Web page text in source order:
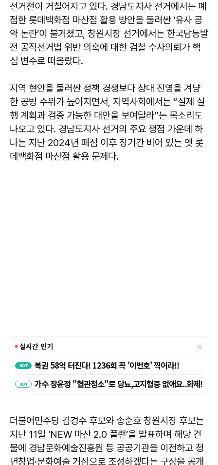
선거전이 거칠어지고 있다. 경남도지사 선거에서는 폐
점한 롯데백화점 마산점 활용 방안을 둘러싼 ‘유사 공
약 논란’이 불거졌고, 창원시장 선거에서는 한국남동발
전 공직선거법 위반 의혹에 대한 검찰 수사의뢰가 핵
심 변수로 떠올랐다.
지역 현안을 둘러싼 정책 경쟁보다 상대 진영을 겨냥
한 공방 수위가 높아지면서, 지역사회에서는 “실제 실
행 계획과 검증 가능한 대안을 보여달라”는 목소리도
나오고 있다. 경남도지사 선거의 주요 쟁점 가운데 하
나는 지난 2024년 폐점 이후 장기간 비어 있는 옛 롯
데백화점 마산점 활용 문제다.
더불어민주당 김경수 후보와 송순호 창원시장 후보는
지난 11일 ‘NEW 마산 2.0 플랜’을 발표하며 해당 건
물에 경남문화예술진흥원 등 공공기관을 이전하고 청
년창업·문화예술 거점으로 조성하겠다는 구상을 공개